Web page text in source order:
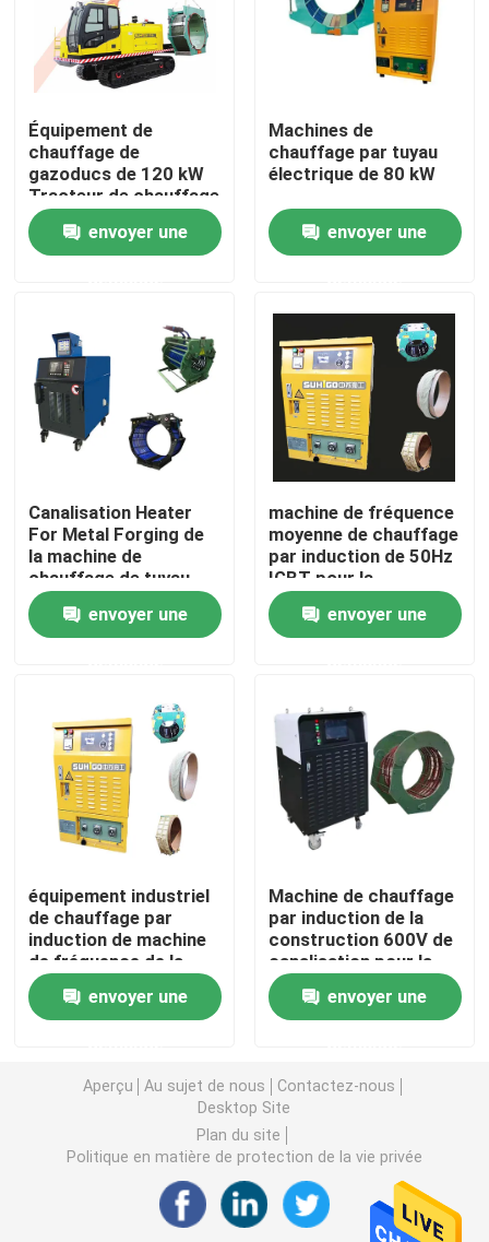
Maison
Produits
Vidéos
Au sujet de nous
Visite d'usine
Contrôle de qualité
Contactez-nous
Demandez une citation
Couche de canalisation
Soudeuse de salaire
Transporteur de chenille
Chargeur dépisté
Aléseuse de foreuse
Appareils de manutention de tuyau
Machine de chauffage de tuyau
Équipement de
chauffage de
gazoducs de 120 kW
Tracteur de chauffage
envoyer une
Machines de
chauffage par tuyau
électrique de 80 kW
envoyer une
Canalisation Heater
For Metal Forging de
la machine de
chauffage de tuyau
d'induction de MF
80Kw
envoyer une
machine de fréquence
moyenne de chauffage
par induction de 50Hz
IGBT pour la
canalisation
envoyer une
équipement industriel
de chauffage par
induction de machine
de fréquence de la
chaleur de la
canalisation 80Kw
envoyer une
Machine de chauffage
par induction de la
construction 600V de
canalisation pour la
pièce forgéee
envoyer une
Aperçu Au sujet de nous
Contactez-nous
Desktop Site
Plan du site
Politique en matière de protection de la vie privée